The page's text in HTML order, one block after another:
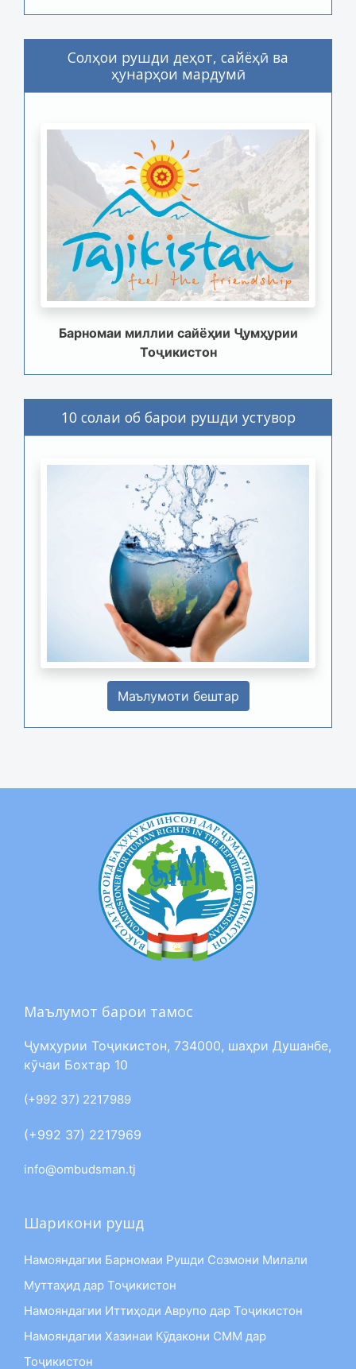
Солҳои рушди деҳот, сайёҳӣ ва
ҳунарҳои мардумӣ
Барномаи миллии сайёҳии Ҷумҳурии
Тоҷикистон
10 солаи об барои рушди устувор
Маълумоти бештар
Маълумот барои тамос
Ҷумҳурии Тоҷикистон, 734000, шаҳри Душанбе,
кӯчаи Бохтар 10
(+992 37) 2217989
(+992 37) 2217969
info@ombudsman.tj
Шарикони рушд
Намояндагии Барномаи Рушди Созмони Милали
Муттаҳид дар Тоҷикистон
Намояндагии Иттиҳоди Аврупо дар Тоҷикистон
Намояндагии Хазинаи Кӯдакони СММ дар
Тоҷикистон